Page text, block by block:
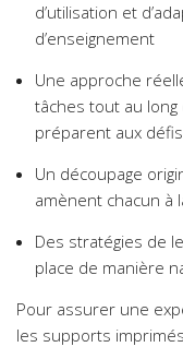
d’utilisation et
d’enseignement
Une approche
tâches tout au
préparent aux
Un découpage
amènent chacun à
Des stratégies de
place de manière
Pour assurer une
les supports